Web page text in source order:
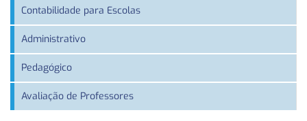
Contabilidade para Escolas
Administrativo
Pedagógico
Avaliação de Professores